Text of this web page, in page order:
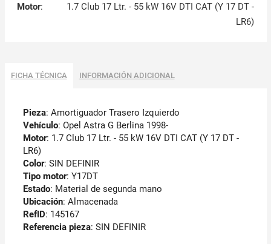
Motor:
1.7 Club 17 Ltr. - 55 kW 16V DTI CAT (Y 17 DT -
LR6)
FICHA TÉCNICA INFORMACIÓN ADICIONAL
Pieza: Amortiguador Trasero Izquierdo
Vehículo: Opel Astra G Berlina 1998-
Motor: 1.7 Club 17 Ltr. - 55 kW 16V DTI CAT (Y 17 DT -
LR6)
Color: SIN DEFINIR
Tipo motor: Y17DT
Estado: Material de segunda mano
Ubicación: Almacenada
RefID: 145167
Referencia pieza: SIN DEFINIR